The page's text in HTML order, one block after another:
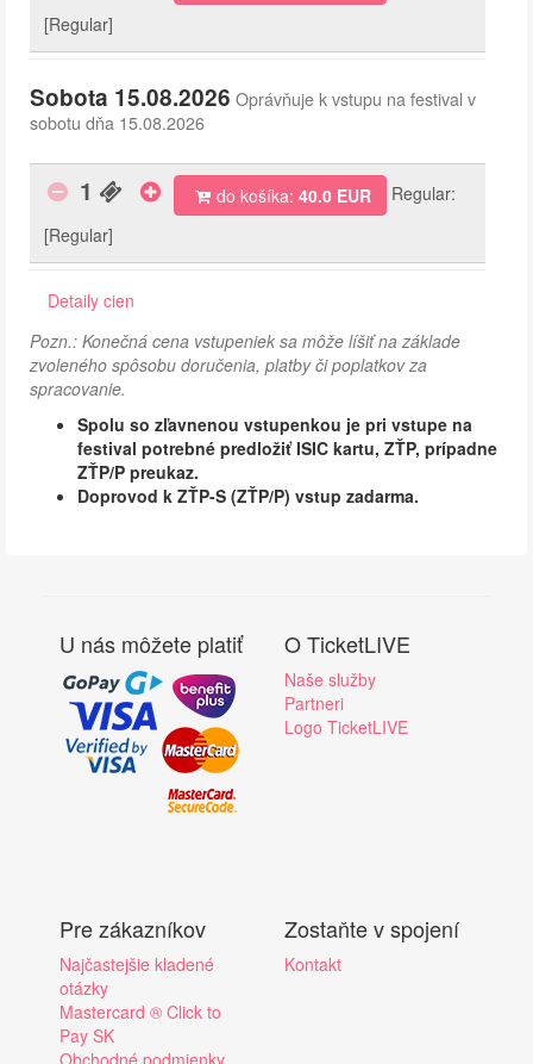
[Regular]
Sobota 15.08.2026 Oprávňuje k vstupu na festival v
sobotu dňa 15.08.2026
1 do košíka:40.0 EUR
Regular:
[Regular]
Detaily cien
Pozn.: Konečná cena vstupeniek sa môže líšiť na základe
zvoleného spôsobu doručenia, platby či poplatkov za
spracovanie.
Spolu so zľavnenou vstupenkou je pri vstupe na
festival potrebné predložiť ISIC kartu, ZŤP, prípadne
ZŤP/P preukaz.
Doprovod k ZŤP-S (ZŤP/P) vstup zadarma.
U nás môžete platiť O TicketLIVE
Naše služby
Partneri
Logo TicketLIVE
Pre zákazníkov
Najčastejšie kladené
otázky
Mastercard ® Click to
Pay SK
Zostaňte v spojení
Kontakt